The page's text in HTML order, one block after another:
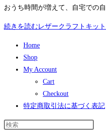
おうち時間が増えて、自宅での
続きを読むレザークラフトキッ
Home
Shop
My Account
Cart
Checkout
特定商取引法に基づく表記